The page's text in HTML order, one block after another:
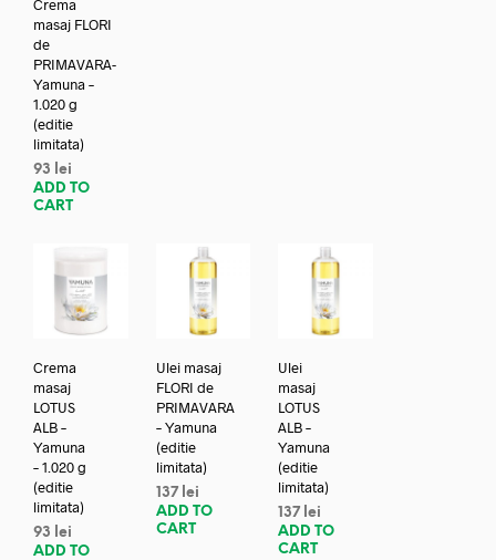
Crema
masaj FLORI
de
PRIMAVARA-
Yamuna –
1.020 g
(editie
limitata)
93
lei
ADD TO
CART
Crema
masaj
LOTUS
ALB –
Yamuna
– 1.020 g
(editie
limitata)
93
lei
ADD TO
Ulei masaj
FLORI de
PRIMAVARA
– Yamuna
(editie
limitata)
137 lei
ADD TO
CART
Ulei
masaj
LOTUS
ALB –
Yamuna
(editie
limitata)
137 lei
ADD TO
CART